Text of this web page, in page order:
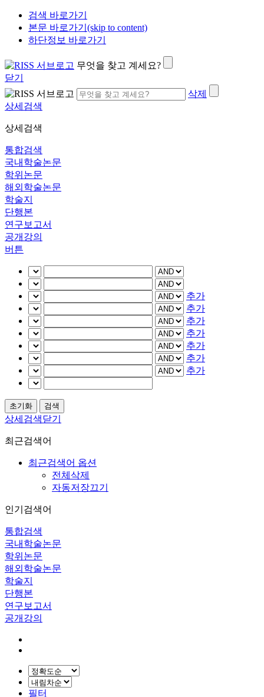
검색 바로가기
본문 바로가기(skip to content)
하단정보 바로가기
무엇을 찾고 계세요?
닫기
삭제
상세검색
상세검색
통합검색
국내학술논문
학위논문
해외학술논문
학술지
단행본
연구보고서
공개강의
버튼
추가
추가
추가
추가
추가
추가
추가
상세검색닫기
최근검색어
최근검색어 옵션
전체삭제
자동저장끄기
인기검색어
통합검색
국내학술논문
학위논문
해외학술논문
학술지
단행본
연구보고서
공개강의
필터